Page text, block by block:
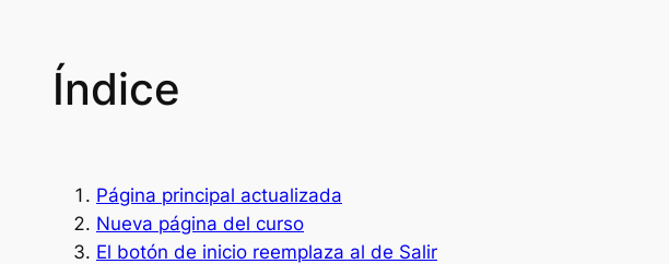
Índice
Página principal actualizada
Nueva página del curso
El botón de inicio reemplaza al de Salir